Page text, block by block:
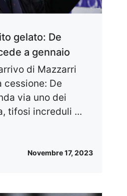
gelato: De
a gennaio
di Mazzarri
cessione: De
via uno dei
tifosi increduli ...
Novembre 17, 2023